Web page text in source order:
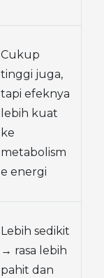
Cukup
tinggi juga,
tapi efeknya
lebih kuat
ke
metabolism
e energi
Lebih sedikit
→ rasa lebih
pahit dan